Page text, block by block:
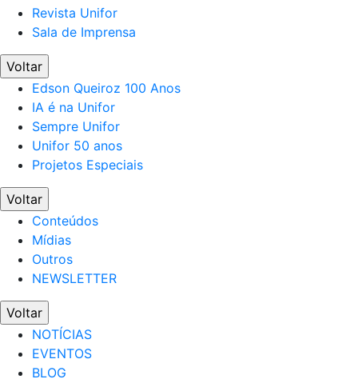
Revista Unifor
Sala de Imprensa
Voltar
Edson Queiroz 100 Anos
IA é na Unifor
Sempre Unifor
Unifor 50 anos
Projetos Especiais
Voltar
Conteúdos
Mídias
Outros
NEWSLETTER
Voltar
NOTÍCIAS
EVENTOS
BLOG